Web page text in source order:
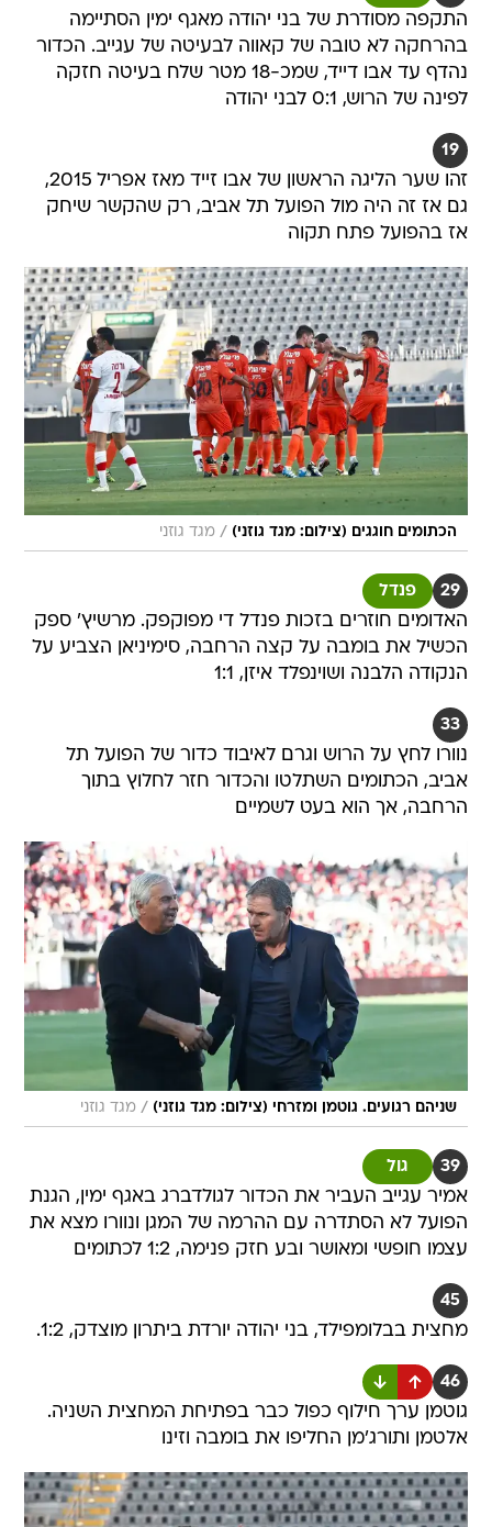
התקפה מסודרת של בני יהודה מאגף ימין הסתיימה
בהרחקה לא טובה של קאווה לבעיטה של עגייב. הכדור
נהדף עד אבו דייד, שמכ-18 מטר שלח בעיטה חזקה
לפינה של הרוש, 0:1 לבני יהודה
19
זהו שער הליגה הראשון של אבו זייד מאז אפריל 2015,
גם אז זה היה מול הפועל תל אביב, רק שהקשר שיחק
אז בהפועל פתח תקוה
הכתומים חוגגים (צילום: מגד גוזני) / מגד גוזני
29 פנדל
האדומים חוזרים בזכות פנדל די מפוקפק. מרשיץ' ספק
הכשיל את בומבה על קצה הרחבה, סימיניאן הצביע על
הנקודה הלבנה ושוינפלד איזן, 1:1
33
נוורו לחץ על הרוש וגרם לאיבוד כדור של הפועל תל
אביב, הכתומים השתלטו והכדור חזר לחלוץ בתוך
הרחבה, אך הוא בעט לשמיים
שניהם רגועים. גוטמן ומזרחי (צילום: מגד גוזני) / מגד גוזני
39 גול
אמיר עגייב העביר את הכדור לגולדברג באגף ימין, הגנת
הפועל לא הסתדרה עם ההרמה של המגן ונוורו מצא את
עצמו חופשי ומאושר ובע חזק פנימה, 1:2 לכתומים
45
מחצית בבלומפילד, בני יהודה יורדת ביתרון מוצדק, 1:2.
46
גוטמן ערך חילוף כפול כבר בפתיחת המחצית השניה.
אלטמן ותורג'מן החליפו את בומבה וזינו